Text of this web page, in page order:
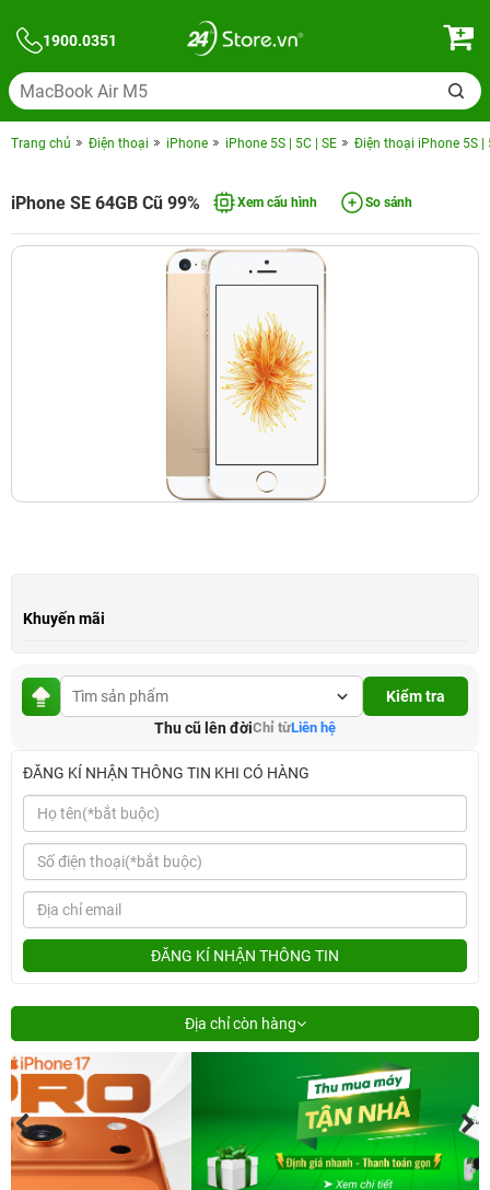
1900.0351
Trang chủ Điện thoại iPhone iPhone 5S | 5C | SE Điện thoại iPhone 5S |
iPhone SE 64GB Cũ 99% Xem cấu hình So sánh
Khuyến mãi
Kiểm tra
Thu cũ lên đờiChỉ từLiên hệ
ĐĂNG KÍ NHẬN THÔNG TIN KHI CÓ HÀNG
ĐĂNG KÍ NHẬN THÔNG TIN
Địa chỉ còn hàng